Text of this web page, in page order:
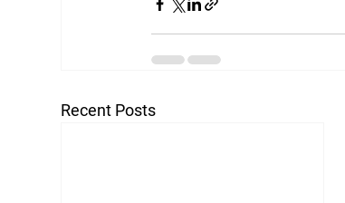
Recent Posts